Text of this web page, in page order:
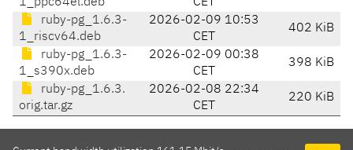
ruby-pg_1.6.3-
1_riscv64.deb
2026-02-09 10:53
CET
402 KiB
ruby-pg_1.6.3-
1_s390x.deb
2026-02-09 00:38
CET
398 KiB
ruby-pg_1.6.3.
orig.tar.gz
2026-02-08 22:34
CET
220 KiB